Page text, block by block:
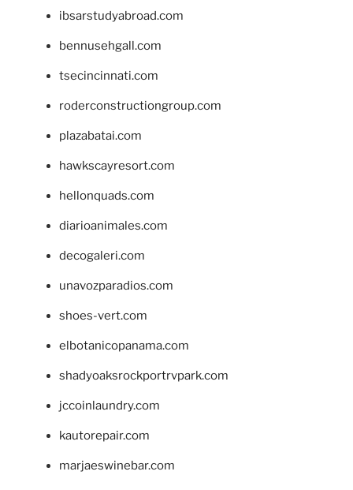
ibsarstudyabroad.com
bennusehgall.com
tsecincinnati.com
roderconstructiongroup.com
plazabatai.com
hawkscayresort.com
hellonquads.com
diarioanimales.com
decogaleri.com
unavozparadios.com
shoes-vert.com
elbotanicopanama.com
shadyoaksrockportrvpark.com
jccoinlaundry.com
kautorepair.com
marjaeswinebar.com